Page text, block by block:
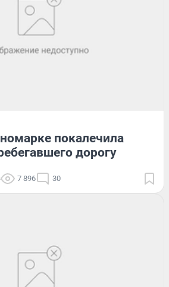
покалечила
дорогу
7 896 30